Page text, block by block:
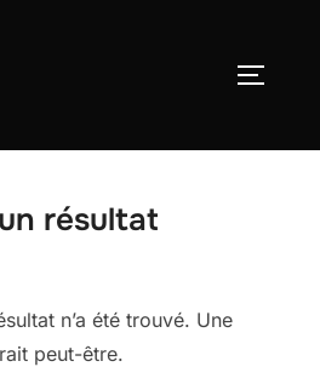
résultat
n’a été trouvé. Une
peut-être.